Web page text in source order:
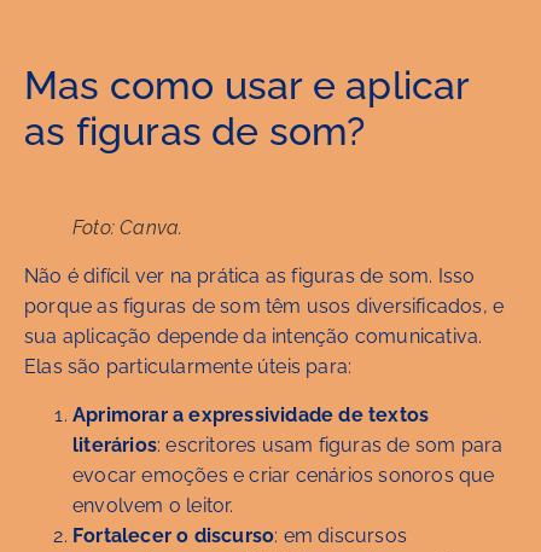
Mas como usar e aplicar
as figuras de som?
Foto: Canva.
Não é difícil ver na prática as figuras de som. Isso
porque as figuras de som têm usos diversificados, e
sua aplicação depende da intenção comunicativa.
Elas são particularmente úteis para:
Aprimorar a expressividade de textos
literários: escritores usam figuras de som para
evocar emoções e criar cenários sonoros que
envolvem o leitor.
Fortalecer o discurso: em discursos